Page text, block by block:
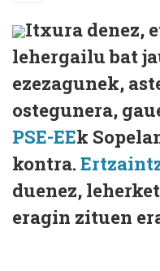
Itxura denez,
lehergailu bat
ezezagunek,
ostegunera,
PSE-EEk
kontra.
duenez,
eragin zituen